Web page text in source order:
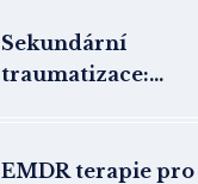
studentovi přežít a
uspět
Sekundární
traumatizace:
pomáhající profese
EMDR terapie pro